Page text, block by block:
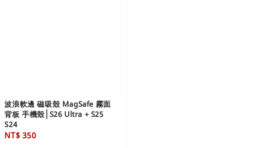
波浪軟邊 磁吸殼 MagSafe 霧面
背板 手機殼│S26 Ultra + S25
S24
Regular
NT$ 350